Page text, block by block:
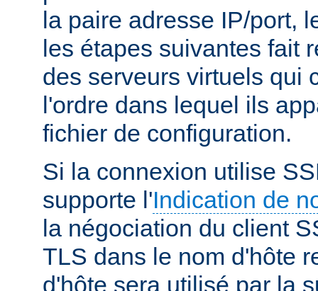
la paire adresse IP/port,
les étapes suivantes fait
des serveurs virtuels qui
l'ordre dans lequel ils
fichier de configuration.
Si la connexion utilise
supporte l'Indication de
la négociation du client
TLS dans le nom d'hôte
d'hôte sera utilisé par la